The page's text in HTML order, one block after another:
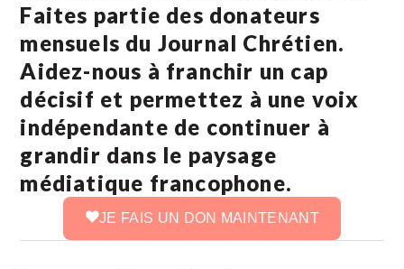
Faites partie des donateurs
mensuels du Journal Chrétien.
Aidez-nous à franchir un cap
décisif et permettez à une voix
indépendante de continuer à
grandir dans le paysage
médiatique francophone.
JE FAIS UN DON MAINTENANT